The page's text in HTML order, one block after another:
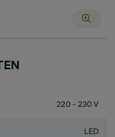
220 - 230 V
LED